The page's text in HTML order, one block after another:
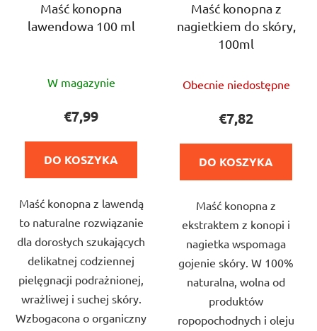
Maść konopna
lawendowa 100 ml
ocena
produktu
wynosi
na
gwiazdek.
W magazynie
€7,99
DO KOSZYKA
Maść konopna z lawendą
to naturalne rozwiązanie
dla dorosłych szukających
delikatnej codziennej
pielęgnacji podrażnionej,
wrażliwej i suchej skóry.
Wzbogacona o organiczny
Maść konopna z
nagietkiem do skóry,
100ml
ocena
produktu
wynosi
na
gwiazdek.
Obecnie niedostępne
€7,82
DO KOSZYKA
Maść konopna z
ekstraktem z konopi i
nagietka wspomaga
gojenie skóry. W 100%
naturalna, wolna od
produktów
ropopochodnych i oleju